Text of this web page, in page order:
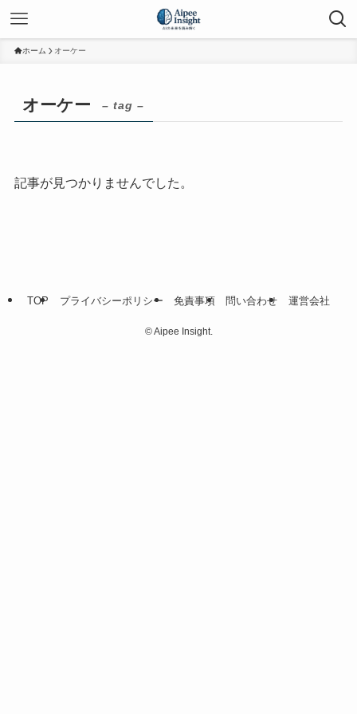
ホーム オーケー
オーケー – tag –
記事が見つかりませんでした。
TOP プライバシーポリシー 免責事項 問い合わせ 運営会社
©Aipee Insight.